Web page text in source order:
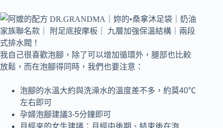
我自己很喜歡泡腳，除了可以增加循環外，腿部也比較
放鬆，而在泡腳得同時，我們也要注意：
泡腳的水溫大約與洗澡水的溫度差不多，約莫40℃
左右即可
孕婦泡腳建議3-5分鐘即可
月經來的女生建議：月經中後期、結束後在泡